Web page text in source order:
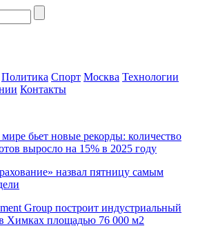
Политика Спорт Москва Технологии
Контакты
бьет новые рекорды: количество
выросло на 15% в 2025 году
назвал пятницу самым
Group построит индустриальный
Химках площадью 76 000 м2